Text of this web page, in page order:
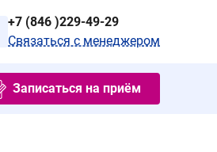
+7 (846 )229-49-29
Связаться с менеджером
Записаться на приём